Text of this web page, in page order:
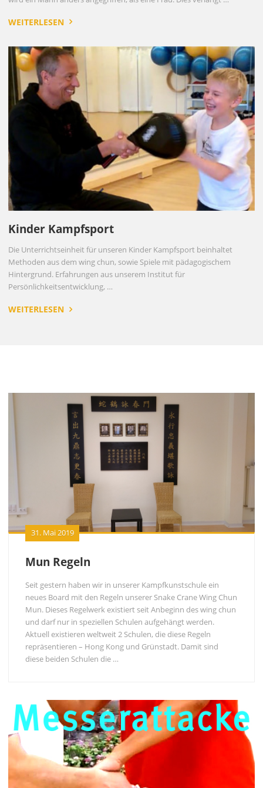
WEITERLESEN
Kinder Kampfsport
Die Unterrichtseinheit für unseren Kinder Kampfsport beinhaltet
Methoden aus dem wing chun, sowie Spiele mit pädagogischem
Hintergrund. Erfahrungen aus unserem Institut für
Persönlichkeitsentwicklung, …
WEITERLESEN
31. Mai 2019
Mun Regeln
Seit gestern haben wir in unserer Kampfkunstschule ein
neues Board mit den Regeln unserer Snake Crane Wing Chun
Mun. Dieses Regelwerk existiert seit Anbeginn des wing chun
und darf nur in speziellen Schulen aufgehängt werden.
Aktuell existieren weltweit 2 Schulen, die diese Regeln
repräsentieren – Hong Kong und Grünstadt. Damit sind
diese beiden Schulen die …